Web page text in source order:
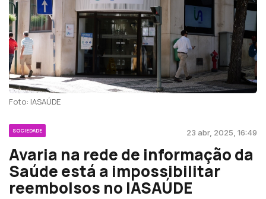
Foto: IASAÚDE
SOCIEDADE 23 abr, 2025, 16:49
Avaria na rede de informação da
Saúde está a impossibilitar
reembolsos no IASAÚDE